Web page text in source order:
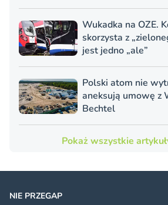
Wukadka na OZE.
skorzysta z
jest jedno „ale”
Polski atom nie
aneksują umowę z
Bechtel
Pokaż wszystkie
NIE PRZEGAP